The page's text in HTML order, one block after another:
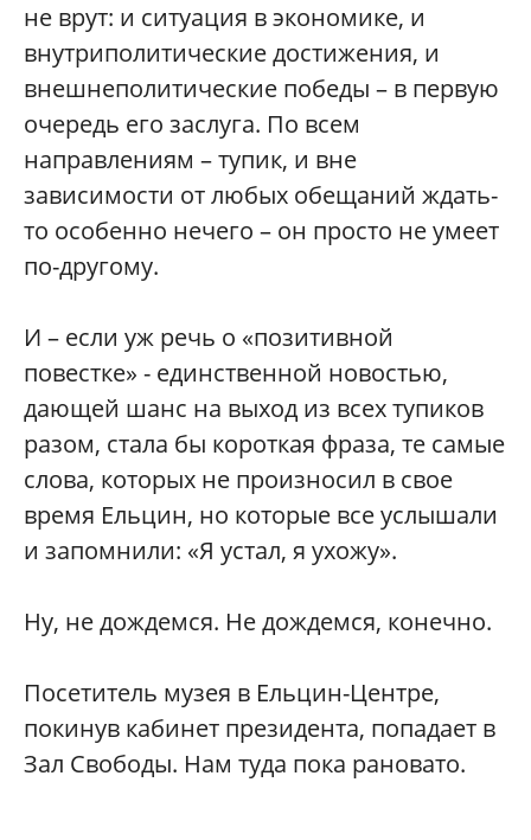
не врут: и ситуация в экономике, и
внутриполитические достижения, и
внешнеполитические победы – в первую
очередь его заслуга. По всем
направлениям – тупик, и вне
зависимости от любых обещаний ждать-
то особенно нечего – он просто не умеет
по-другому.
И – если уж речь о «позитивной
повестке» - единственной новостью,
дающей шанс на выход из всех тупиков
разом, стала бы короткая фраза, те самые
слова, которых не произносил в свое
время Ельцин, но которые все услышали
и запомнили: «Я устал, я ухожу».
Ну, не дождемся. Не дождемся, конечно.
Посетитель музея в Ельцин-Центре,
покинув кабинет президента, попадает в
Зал Свободы. Нам туда пока рановато.